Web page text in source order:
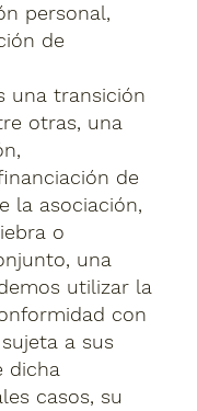
personal,
de
una transición
otras, una
de
la asociación,
o
una
utilizar la
con
a sus
dicha
casos, su